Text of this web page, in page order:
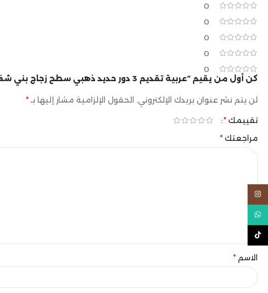
0
0
0
0
0
كن أول من يقيم “عربية تقديم 3 دور حديد ذهبي سطح زجاج بني شفاف”
لن يتم نشر عنوان بريدك الإلكتروني. الحقول الإلزامية مشار إليها بـ *
تقييمك *
مراجعتك *
الاسم *